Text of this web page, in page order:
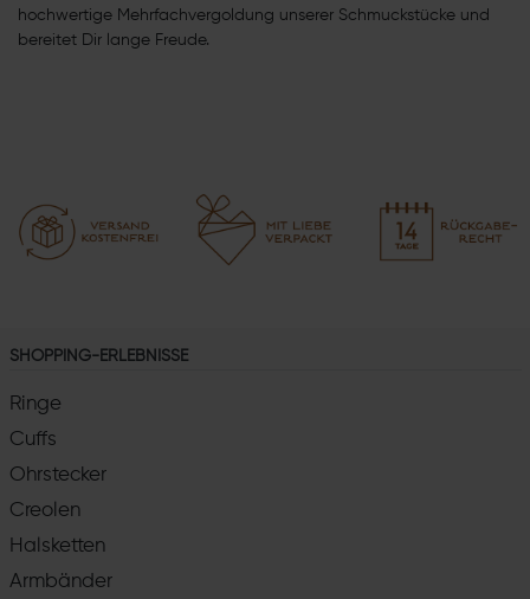
hochwertige Mehrfachvergoldung unserer Schmuckstücke und
bereitet Dir lange Freude.
SHOPPING-ERLEBNISSE
Ringe
Cuffs
Ohrstecker
Creolen
Halsketten
Armbänder